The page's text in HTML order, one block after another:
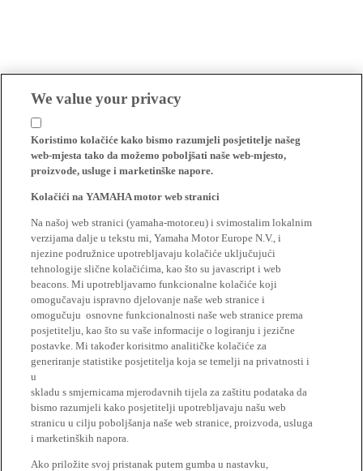
We value your privacy
Koristimo kolačiće kako bismo razumjeli posjetitelje našeg
web-mjesta tako da možemo poboljšati naše web-mjesto,
proizvode, usluge i marketinške napore.
Kolačići na YAMAHA motor web stranici
Na našoj web stranici (yamaha-motor.eu) i svimostalim lokalnim
verzijama dalje u tekstu mi, Yamaha Motor Europe N.V., i
njezine podružnice upotrebljavaju kolačiće uključujući
tehnologije slične kolačićima, kao što su javascript i web
beacons. Mi upotrebljavamo funkcionalne kolačiće koji
omogučavaju ispravno djelovanje naše web stranice i
omogučuju osnovne funkcionalnosti naše web stranice prema
posjetitelju, kao što su vaše informacije o logiranju i jezične
postavke. Mi također korisitmo analitičke kolačiće za
generiranje statistike posjetitelja koja se temelji na privatnosti i
u
skladu s smjernicama mjerodavnih tijela za zaštitu podataka da
bismo razumjeli kako posjetitelji upotrebljavaju našu web
stranicu u cilju poboljšanja naše web stranice, proizvoda, usluga
i marketinških napora.
Ako priložite svoj pristanak putem gumba u nastavku,